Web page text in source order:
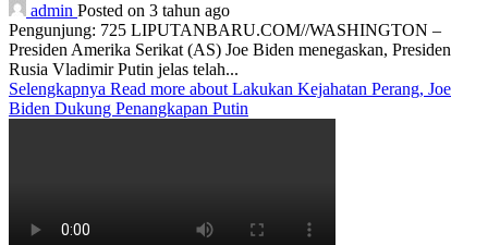
admin Posted on 3 tahun ago
Pengunjung: 725 LIPUTANBARU.COM//WASHINGTON –
Presiden Amerika Serikat (AS) Joe Biden menegaskan, Presiden
Rusia Vladimir Putin jelas telah...
Selengkapnya Read more about Lakukan Kejahatan Perang, Joe
Biden Dukung Penangkapan Putin